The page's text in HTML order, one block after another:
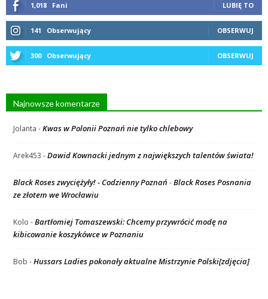
1,018 Fani LUBIĘ TO
141 Obserwujący OBSERWUJ
300 Obserwujący OBSERWUJ
Najnowsze komentarze
Jolanta -Kwas w Polonii Poznań nie tylko chlebowy
Arek453 -Dawid Kownacki jednym z największych talentów świata!
Black Roses zwyciężyły! - Codzienny Poznań -Black Roses Posnania
ze złotem we Wrocławiu
Kolo -Bartłomiej Tomaszewski: Chcemy przywrócić modę na
kibicowanie koszykówce w Poznaniu
Bob -Hussars Ladies pokonały aktualne Mistrzynie Polski[zdjęcia]